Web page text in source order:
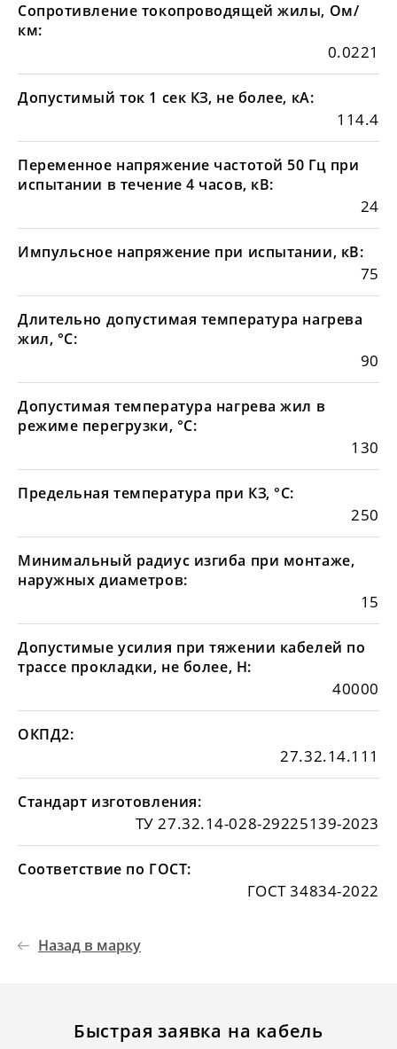
Сопротивление токопроводящей жилы, Ом/
км:
0.0221
Допустимый ток 1 сек КЗ, не более, кА:
114.4
Переменное напряжение частотой 50 Гц при
испытании в течение 4 часов, кВ:
24
Импульсное напряжение при испытании, кВ:
75
Длительно допустимая температура нагрева
жил, °С:
90
Допустимая температура нагрева жил в
режиме перегрузки, °С:
130
Предельная температура при КЗ, °С:
250
Минимальный радиус изгиба при монтаже,
наружных диаметров:
15
Допустимые усилия при тяжении кабелей по
трассе прокладки, не более, Н:
40000
ОКПД2:
27.32.14.111
Стандарт изготовления:
ТУ 27.32.14-028-29225139-2023
Соответствие по ГОСТ:
ГОСТ 34834-2022
Назад в марку
Быстрая заявка на кабель